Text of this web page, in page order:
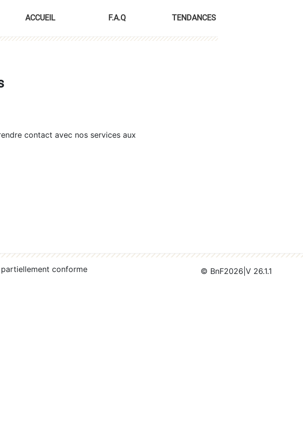
ACCUEIL F.A.Q TENDANCES
contact avec nos services aux
conforme © BnF2026 V 26.1.1